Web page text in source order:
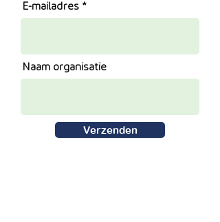
E-mailadres
Naam organisatie
Verzenden